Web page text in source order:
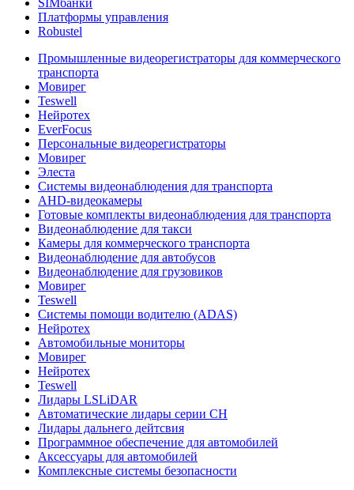
SIMбанки
Платформы управления
Robustel
Промышленные видеорегистраторы для коммерческого
транспорта
Мовирег
Teswell
Нейротех
EverFocus
Персональные видеорегистраторы
Мовирег
Элеста
Системы видеонаблюдения для транспорта
AHD-видеокамеры
Готовые комплекты видеонаблюдения для транспорта
Видеонаблюдение для такси
Камеры для коммерческого транспорта
Видеонаблюдение для автобусов
Видеонаблюдение для грузовиков
Мовирег
Teswell
Системы помощи водителю (ADAS)
Нейротех
Автомобильные мониторы
Мовирег
Нейротех
Teswell
Лидары LSLiDAR
Автоматические лидары серии CH
Лидары дальнего дейтсвия
Программное обеспечение для автомобилей
Аксессуары для автомобилей
Комплексные системы безопасности